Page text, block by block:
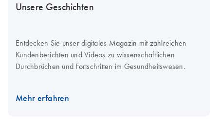
Unsere Geschichten
Entdecken Sie unser digitales Magazin mit zahlreichen
Kundenberichten und Videos zu wissenschaftlichen
Durchbrüchen und Fortschritten im Gesundheitswesen.
Mehr erfahren